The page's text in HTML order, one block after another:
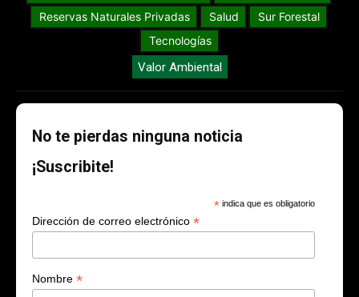
Reservas Naturales Privadas
Salud
Sur Forestal
Tecnologías
Valor Ambiental
No te pierdas ninguna noticia
¡Suscribite!
* indica que es obligatorio
Dirección de correo electrónico *
Nombre *